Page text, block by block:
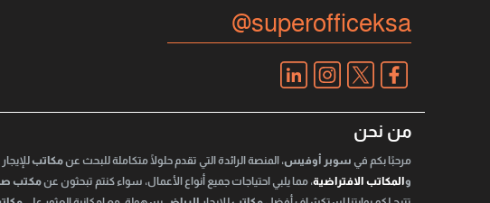
@superofficeksa
من نحن
مرحبًا بكم في سوبر أوفيس، المنصة الرائدة التي تقدم حلولًا متكاملة للبحث عنمكاتب
والمكاتب الافتراضية، مما يلبي احتياجات جميع أنواع الأعمال، سواء كنتم تبحثون عنمكتب